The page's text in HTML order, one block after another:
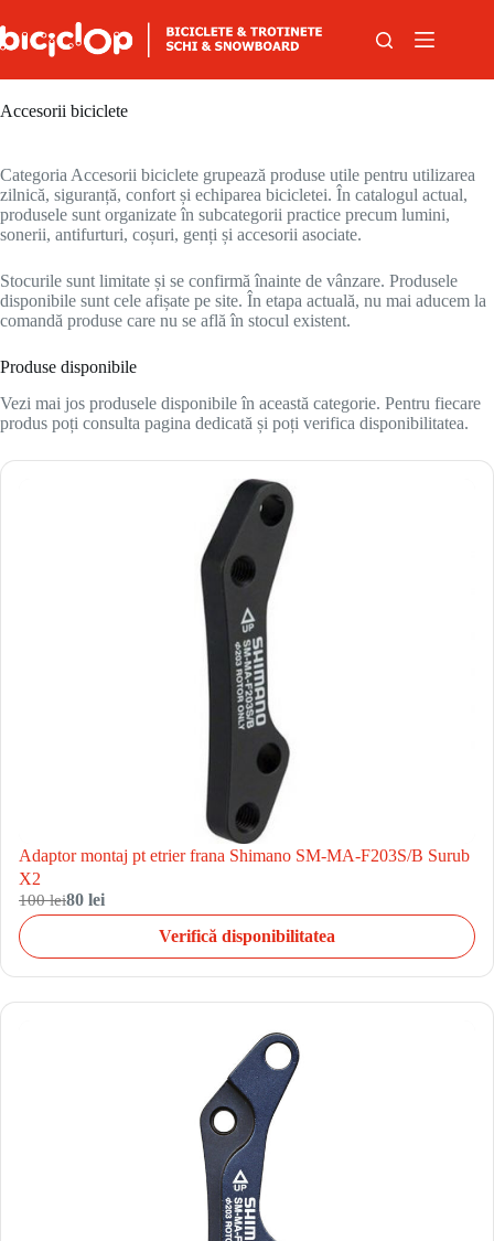
Accesorii biciclete
Categoria Accesorii biciclete grupează produse utile pentru utilizarea
zilnică, siguranță, confort și echiparea bicicletei. În catalogul actual,
produsele sunt organizate în subcategorii practice precum lumini,
sonerii, antifurturi, coșuri, genți și accesorii asociate.
Stocurile sunt limitate și se confirmă înainte de vânzare. Produsele
disponibile sunt cele afișate pe site. În etapa actuală, nu mai aducem la
comandă produse care nu se află în stocul existent.
Produse disponibile
Vezi mai jos produsele disponibile în această categorie. Pentru fiecare
produs poți consulta pagina dedicată și poți verifica disponibilitatea.
Adaptor montaj pt etrier frana Shimano SM-MA-F203S/B Surub
X2
100 lei80 lei
Verifică disponibilitatea